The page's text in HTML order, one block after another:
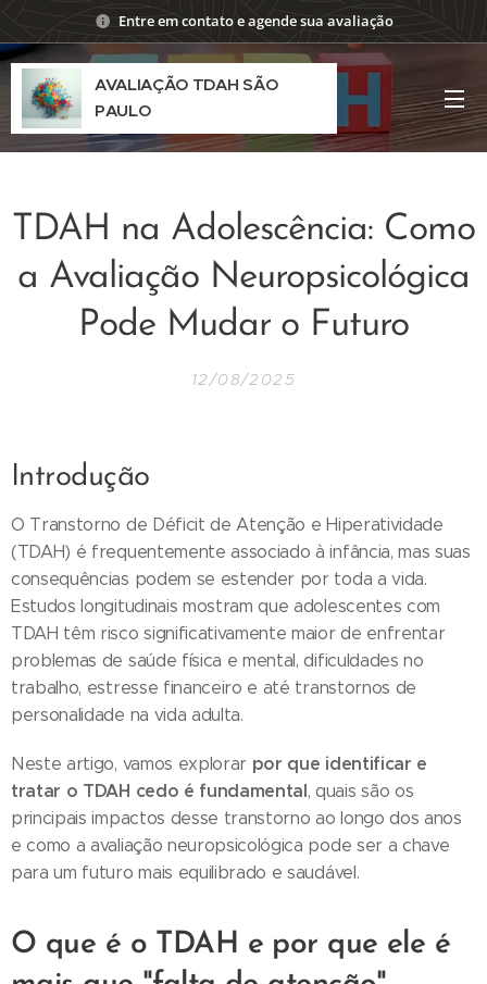
Entre em contato e agende sua avaliação
AVALIAÇÃO TDAH SÃO
PAULO
TDAH na Adolescência: Como
a Avaliação Neuropsicológica
Pode Mudar o Futuro
12/08/2025
Introdução
O Transtorno de Déficit de Atenção e Hiperatividade
(TDAH) é frequentemente associado à infância, mas suas
consequências podem se estender por toda a vida.
Estudos longitudinais mostram que adolescentes com
TDAH têm risco significativamente maior de enfrentar
problemas de saúde física e mental, dificuldades no
trabalho, estresse financeiro e até transtornos de
personalidade na vida adulta.
Neste artigo, vamos explorar por que identificar e
tratar o TDAH cedo é fundamental, quais são os
principais impactos desse transtorno ao longo dos anos
e como a avaliação neuropsicológica pode ser a chave
para um futuro mais equilibrado e saudável.
O que é o TDAH e por que ele é